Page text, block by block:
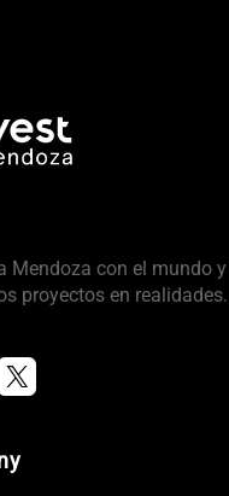
Mendoza con el mundo y
proyectos en realidades.
X